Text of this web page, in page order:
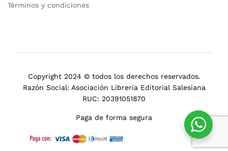
Términos y condiciones
Copyright 2024 © todos los derechos reservados.
Razón Social: Asociación Librería Editorial Salesiana
RUC: 20391051870
Paga de forma segura